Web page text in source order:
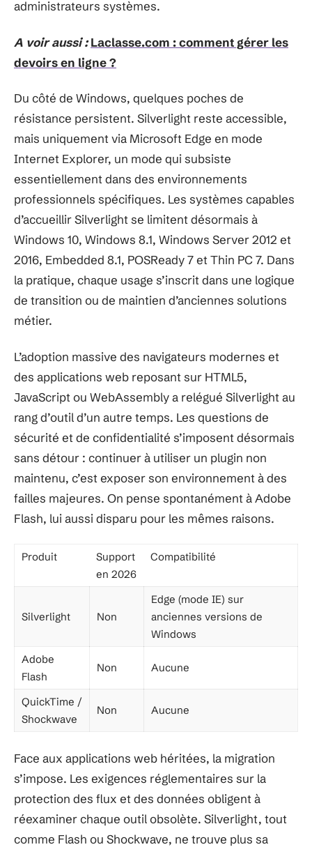
administrateurs systèmes.
A voir aussi : Laclasse.com : comment gérer les
devoirs en ligne ?
Du côté de Windows, quelques poches de
résistance persistent. Silverlight reste accessible,
mais uniquement via Microsoft Edge en mode
Internet Explorer, un mode qui subsiste
essentiellement dans des environnements
professionnels spécifiques. Les systèmes capables
d’accueillir Silverlight se limitent désormais à
Windows 10, Windows 8.1, Windows Server 2012 et
2016, Embedded 8.1, POSReady 7 et Thin PC 7. Dans
la pratique, chaque usage s’inscrit dans une logique
de transition ou de maintien d’anciennes solutions
métier.
L’adoption massive des navigateurs modernes et
des applications web reposant sur HTML5,
JavaScript ou WebAssembly a relégué Silverlight au
rang d’outil d’un autre temps. Les questions de
sécurité et de confidentialité s’imposent désormais
sans détour : continuer à utiliser un plugin non
maintenu, c’est exposer son environnement à des
failles majeures. On pense spontanément à Adobe
Flash, lui aussi disparu pour les mêmes raisons.
Produit
Support
en 2026
Compatibilité
Silverlight Non
Edge (mode IE) sur
anciennes versions de
Windows
Adobe
Flash
Non Aucune
QuickTime /
Shockwave
Non Aucune
Face aux applications web héritées, la migration
s’impose. Les exigences réglementaires sur la
protection des flux et des données obligent à
réexaminer chaque outil obsolète. Silverlight, tout
comme Flash ou Shockwave, ne trouve plus sa